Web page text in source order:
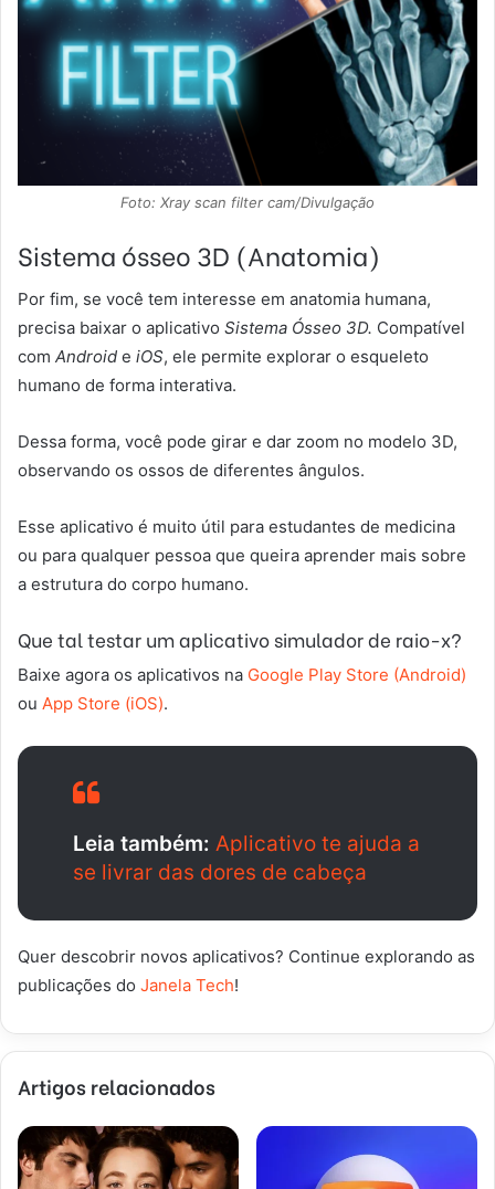
Foto: Xray scan filter cam/Divulgação
Sistema ósseo 3D (Anatomia)
Por fim, se você tem interesse em anatomia humana,
precisa baixar o aplicativo Sistema Ósseo 3D. Compatível
com Android e iOS, ele permite explorar o esqueleto
humano de forma interativa.
Dessa forma, você pode girar e dar zoom no modelo 3D,
observando os ossos de diferentes ângulos.
Esse aplicativo é muito útil para estudantes de medicina
ou para qualquer pessoa que queira aprender mais sobre
a estrutura do corpo humano.
Que tal testar um aplicativo simulador de raio-x?
Baixe agora os aplicativos na Google Play Store (Android)
ou App Store (iOS).
Leia também: Aplicativo te ajuda a
se livrar das dores de cabeça
Quer descobrir novos aplicativos? Continue explorando as
publicações do Janela Tech!
Artigos relacionados